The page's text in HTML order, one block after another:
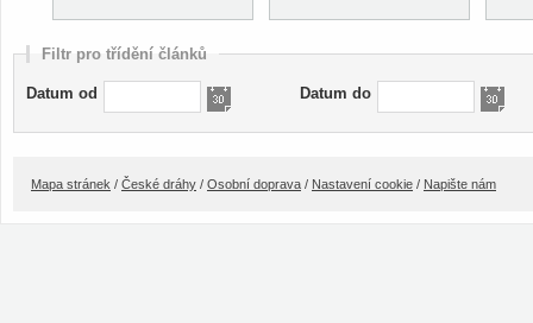
Filtr pro třídění článků
Datum od Datum do
Mapa stránek / České dráhy / Osobní doprava / Nastavení cookie / Napište nám